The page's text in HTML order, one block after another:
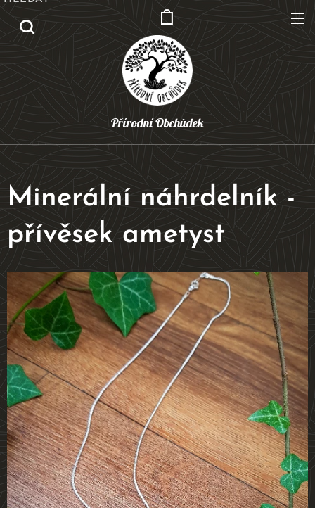
Přírodní Obchůdek
Minerální náhrdelník -
přívěsek ametyst